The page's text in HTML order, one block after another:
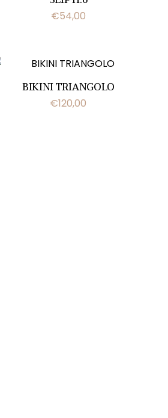
€54,00
BIKINI TRIANGOLO
€120,00